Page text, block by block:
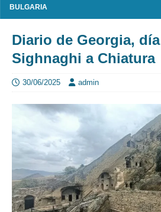
BULGARIA
Diario de Georgia,
Sighnaghi a Chiatura
30/06/2025 admin